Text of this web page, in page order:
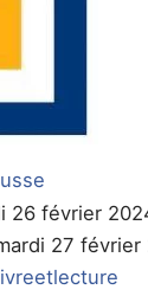
26 février
27 février